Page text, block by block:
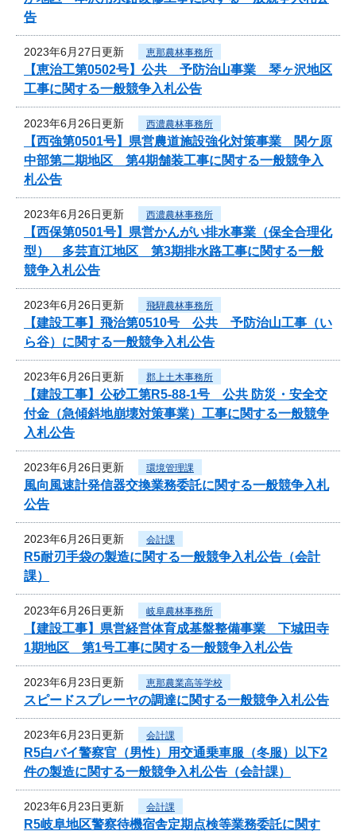
告
2023年6月27日更新 恵那農林事務所
【恵治工第0502号】公共 予防治山事業 琴ヶ沢地区
工事に関する一般競争入札公告
2023年6月26日更新 西濃農林事務所
【西強第0501号】県営農道施設強化対策事業 関ケ原
中部第二期地区 第4期舗装工事に関する一般競争入
札公告
2023年6月26日更新 西濃農林事務所
【西保第0501号】県営かんがい排水事業（保全合理化
型） 多芸直江地区 第3期排水路工事に関する一般
競争入札公告
2023年6月26日更新 飛騨農林事務所
【建設工事】飛治第0510号 公共 予防治山工事（い
ら谷）に関する一般競争入札公告
2023年6月26日更新 郡上土木事務所
【建設工事】公砂工第R5-88-1号 公共 防災・安全交
付金（急傾斜地崩壊対策事業）工事に関する一般競争
入札公告
2023年6月26日更新 環境管理課
風向風速計発信器交換業務委託に関する一般競争入札
公告
2023年6月26日更新 会計課
R5耐刃手袋の製造に関する一般競争入札公告（会計
課）
2023年6月26日更新 岐阜農林事務所
【建設工事】県営経営体育成基盤整備事業 下城田寺
1期地区 第1号工事に関する一般競争入札公告
2023年6月23日更新 恵那農業高等学校
スピードスプレーヤの調達に関する一般競争入札公告
2023年6月23日更新 会計課
R5白バイ警察官（男性）用交通乗車服（冬服）以下2
件の製造に関する一般競争入札公告（会計課）
2023年6月23日更新 会計課
R5岐阜地区警察待機宿舎定期点検等業務委託に関す